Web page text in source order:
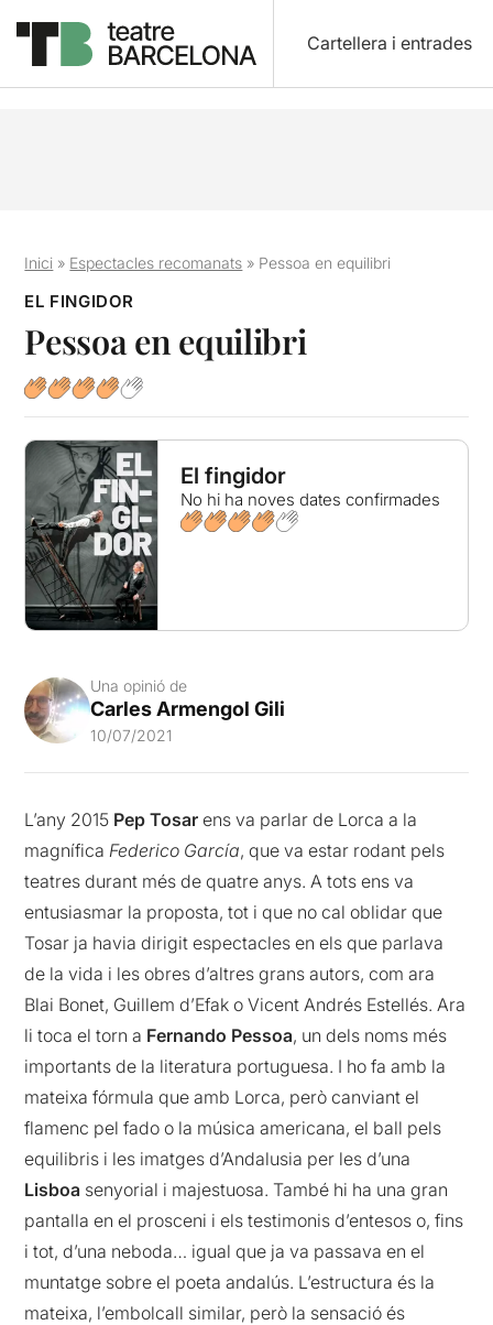
Cartellera i entrades
Inici » Espectacles recomanats » Pessoa en equilibri
EL FINGIDOR
Pessoa en equilibri
El fingidor
No hi ha noves dates confirmades
Una opinió de
Carles Armengol Gili
10/07/2021
L’any 2015 Pep Tosar ens va parlar de Lorca a la
magnífica Federico García, que va estar rodant pels
teatres durant més de quatre anys. A tots ens va
entusiasmar la proposta, tot i que no cal oblidar que
Tosar ja havia dirigit espectacles en els que parlava
de la vida i les obres d’altres grans autors, com ara
Blai Bonet, Guillem d’Efak o Vicent Andrés Estellés. Ara
li toca el torn a Fernando Pessoa, un dels noms més
importants de la literatura portuguesa. I ho fa amb la
mateixa fórmula que amb Lorca, però canviant el
flamenc pel fado o la música americana, el ball pels
equilibris i les imatges d’Andalusia per les d’una
Lisboa senyorial i majestuosa. També hi ha una gran
pantalla en el prosceni i els testimonis d’entesos o, fins
i tot, d’una neboda… igual que ja va passava en el
muntatge sobre el poeta andalús. L’estructura és la
mateixa, l’embolcall similar, però la sensació és